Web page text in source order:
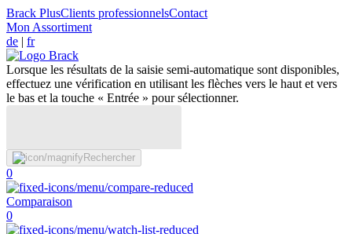
Brack PlusClients professionnelsContact
Mon Assortiment
de | fr
Lorsque les résultats de la saisie semi-automatique sont disponibles,
effectuez une vérification en utilisant les flèches vers le haut et vers
le bas et la touche « Entrée » pour sélectionner.
Rechercher
0
Comparaison
0